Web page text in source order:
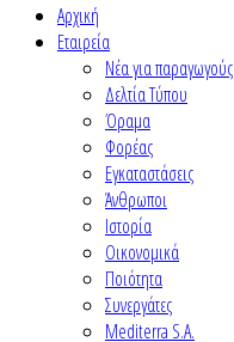
Αρχική
Εταιρεία
Νέα για παραγωγούς
Δελτία Τύπου
Όραμα
Φορέας
Εγκαταστάσεις
Άνθρωποι
Ιστορία
Οικονομικά
Ποιότητα
Συνεργάτες
Mediterra S.A.